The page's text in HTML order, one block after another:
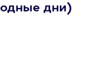
дни)